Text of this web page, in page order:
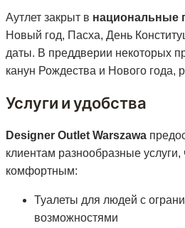
Аутлет закрыт в национальные
Новый год, Пасха, День
даты. В преддверии некоторых
канун Рождества и Нового года,
Услуги и удобства
Designer Outlet Warszawa
клиентам разнообразные
комфортным:
Туалеты для людей с
возможностями